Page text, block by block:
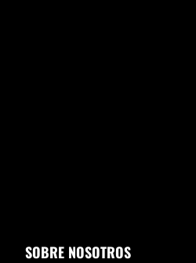
SOBRE NOSOTROS